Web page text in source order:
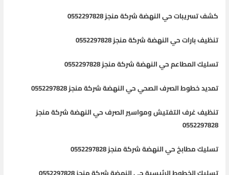
كشف تسريبات حي النهضة شركة منجز 0552297828
تنظيف بارات حي النهضة شركة منجز 0552297828
تسليك المطاعم حي النهضة شركة منجز 0552297828
تمديد خطوط الصرف الصحي حي النهضة شركة منجز 0552297828
تنظيف غرف التفتيش ومواسير الصرف حي النهضة شركة منجز
0552297828
تسليك مطابخ حي النهضة شركة منجز 0552297828